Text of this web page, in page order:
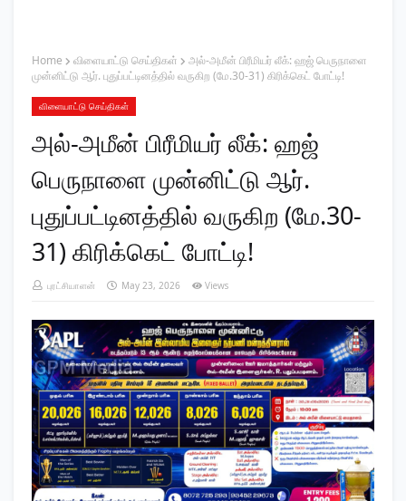
Home விளையாட்டு செய்திகள்
அல்-அமீன் பிரீமியர் லீக்: ஹஜ் பெருநாளை
முன்னிட்டு ஆர். புதுப்பட்டினத்தில் வருகிற (மே.30-31) கிரிக்கெட் போட்டி!
விளையாட்டு செய்திகள்
அல்-அமீன் பிரீமியர் லீக்: ஹஜ்
பெருநாளை முன்னிட்டு ஆர்.
புதுப்பட்டினத்தில் வருகிற (மே.30-
31) கிரிக்கெட் போட்டி!
புரட்சியாளன் May 23, 2026 Views